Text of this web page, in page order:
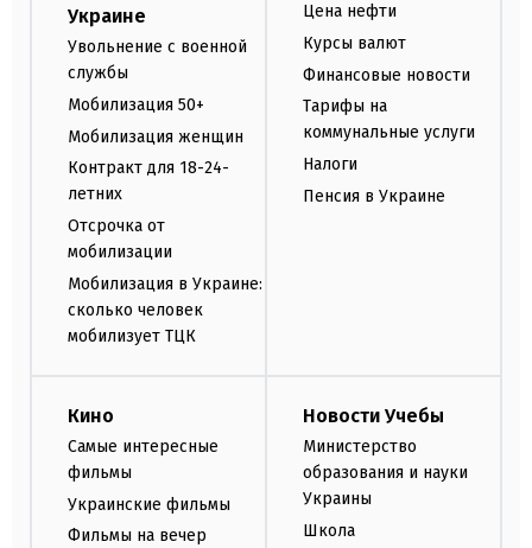
Украине
Увольнение с военной
службы
Мобилизация 50+
Мобилизация женщин
Контракт для 18-24-
летних
Отсрочка от
мобилизации
Мобилизация в Украине:
сколько человек
мобилизует ТЦК
Цена нефти
Курсы валют
Финансовые новости
Тарифы на
коммунальные услуги
Налоги
Пенсия в Украине
Кино
Самые интересные
фильмы
Украинские фильмы
Фильмы на вечер
Новости Учебы
Министерство
образования и науки
Украины
Школа